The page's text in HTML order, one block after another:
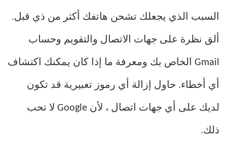
السبب الذي يجعلك تشحن هاتفك أكثر من ذي قبل.
ألق نظرة على جهات الاتصال والتقويم وحساب
Gmail الخاص بك ومعرفة ما إذا كان يمكنك اكتشاف
أي أخطاء. حاول إزالة أي رموز تعبيرية قد تكون
لديك على أي جهات اتصال ، لأن Google لا تحب
ذلك.